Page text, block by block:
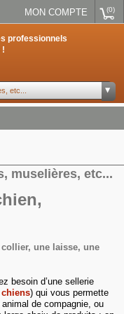
(0)
MON COMPTE
professionnels
!
muselières, etc...
une laisse, une
besoin d’une sellerie
) qui vous permette
de compagnie, ou